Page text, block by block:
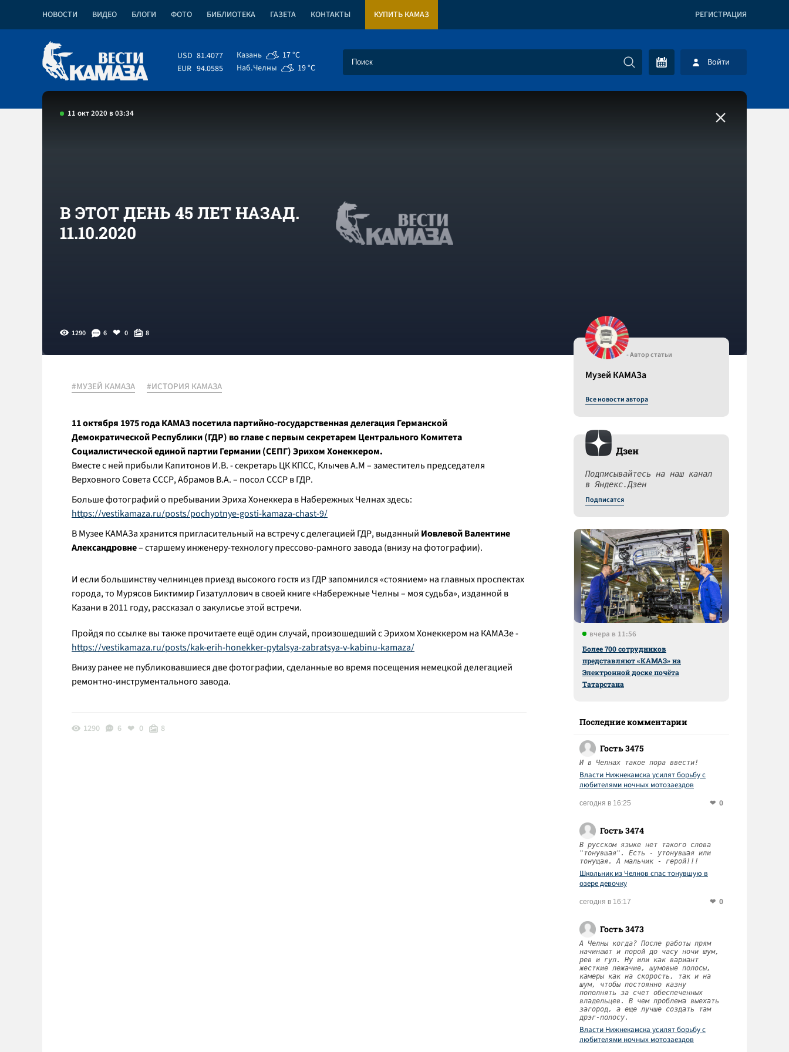
НОВОСТИ ВИДЕО БЛОГИ ФОТО БИБЛИОТЕКА ГАЗЕТА КОНТАКТЫ КУПИТЬ КАМАЗ РЕГИСТРАЦИЯ
USD 81.4077
EUR 94.0585
Казань
17 °C
Наб.Челны
19 °C Войти
11 окт 2020 в 03:34
В ЭТОТ ДЕНЬ 45 ЛЕТ НАЗАД.
11.10.2020
1290 6 0 8
#МУЗЕЙ КАМАЗА #ИСТОРИЯ КАМАЗА
11 октября 1975 года КАМАЗ посетила партийно-государственная делегация Германской
Демократической Республики (ГДР) во главе с первым секретарем Центрального Комитета
Социалистической единой партии Германии (СЕПГ) Эрихом Хонеккером.
Вместе с ней прибыли Капитонов И.В. - секретарь ЦК КПСС, Клычев А.М – заместитель председателя
Верховного Совета СССР, Абрамов В.А. – посол СССР в ГДР.
Больше фотографий о пребывании Эриха Хонеккера в Набережных Челнах здесь:
https://vestikamaza.ru/posts/pochyotnye-gosti-kamaza-chast-9/
В Музее КАМАЗа хранится пригласительный на встречу с делегацией ГДР, выданный Иовлевой Валентине
Александровне– старшему инженеру-технологу прессово-рамного завода (внизу на фотографии).
И если большинству челнинцев приезд высокого гостя из ГДР запомнился «стоянием» на главных проспектах
города, то Мурясов Биктимир Гизатуллович в своей книге «Набережные Челны – моя судьба», изданной в
Казани в 2011 году, рассказал о закулисье этой встречи.
Пройдя по ссылке вы также прочитаете ещё один случай, произошедший с Эрихом Хонеккером на КАМАЗе -
https://vestikamaza.ru/posts/kak-erih-honekker-pytalsya-zabratsya-v-kabinu-kamaza/
Внизу ранее не публиковавшиеся две фотографии, сделанные во время посещения немецкой делегацией
ремонтно-инструментального завода.
1290 6 0 8
- Автор статьи
Музей КАМАЗа
Все новости автора
Дзен
Подписывайтесь на наш канал
в Яндекс.Дзен
Подписатся
вчера в 11:56
Более 700 сотрудников
представляют «КАМАЗ» на
Электронной доске почёта
Татарстана
Последние комментарии
Гость 3475
И в Челнах такое пора ввести!
Власти Нижнекамска усилят борьбу с
любителями ночных мотозаездов
сегодня в 16:25 0
Гость 3474
В русском языке нет такого слова
"тонувшая". Есть - утонувшая или
тонущая. А мальчик - герой!!!
Школьник из Челнов спас тонувшую в
озере девочку
сегодня в 16:17 0
Гость 3473
А Челны когда? После работы прям
начинают и порой до часу ночи шум,
рев и гул. Ну или как вариант
жесткие лежачие, шумовые полосы,
камеры как на скорость, так и на
шум, чтобы постоянно казну
пополнять за счет обеспеченных
владельцев. В чем проблема выехать
загород, а еще лучше создать там
дрэг-полосу.
Власти Нижнекамска усилят борьбу с
любителями ночных мотозаездов